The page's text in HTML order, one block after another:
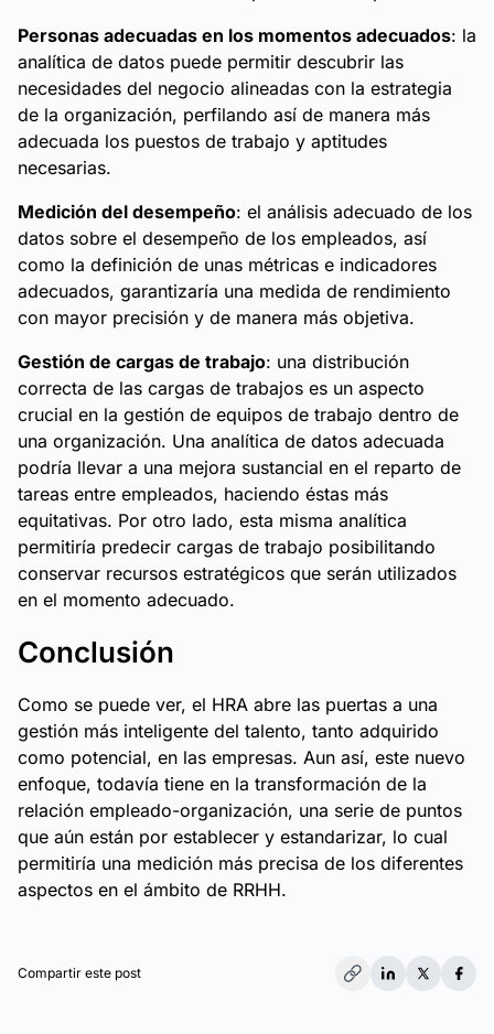
Personas adecuadas en los momentos adecuados: la
analítica de datos puede permitir descubrir las
necesidades del negocio alineadas con la estrategia
de la organización, perfilando así de manera más
adecuada los puestos de trabajo y aptitudes
necesarias.
Medición del desempeño: el análisis adecuado de los
datos sobre el desempeño de los empleados, así
como la definición de unas métricas e indicadores
adecuados, garantizaría una medida de rendimiento
con mayor precisión y de manera más objetiva.
Gestión de cargas de trabajo: una distribución
correcta de las cargas de trabajos es un aspecto
crucial en la gestión de equipos de trabajo dentro de
una organización. Una analítica de datos adecuada
podría llevar a una mejora sustancial en el reparto de
tareas entre empleados, haciendo éstas más
equitativas. Por otro lado, esta misma analítica
permitiría predecir cargas de trabajo posibilitando
conservar recursos estratégicos que serán utilizados
en el momento adecuado.
Conclusión
Como se puede ver, el HRA abre las puertas a una
gestión más inteligente del talento, tanto adquirido
como potencial, en las empresas. Aun así, este nuevo
enfoque, todavía tiene en la transformación de la
relación empleado-organización, una serie de puntos
que aún están por establecer y estandarizar, lo cual
permitiría una medición más precisa de los diferentes
aspectos en el ámbito de RRHH.
Compartir este post